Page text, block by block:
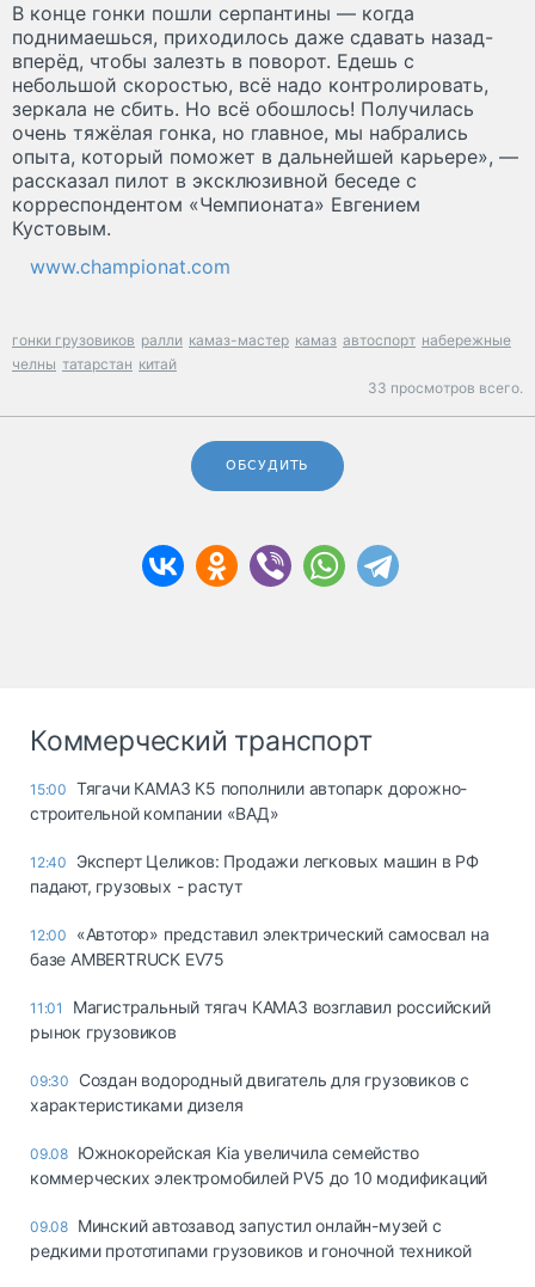
В конце гонки пошли серпантины — когда
поднимаешься, приходилось даже сдавать назад-
вперёд, чтобы залезть в поворот. Едешь с
небольшой скоростью, всё надо контролировать,
зеркала не сбить. Но всё обошлось! Получилась
очень тяжёлая гонка, но главное, мы набрались
опыта, который поможет в дальнейшей карьере», —
рассказал пилот в эксклюзивной беседе с
корреспондентом «Чемпионата» Евгением
Кустовым.
www.championat.com
гонки грузовиков ралли камаз-мастер камаз автоспорт набережные
челны татарстан китай
33 просмотров всего.
ОБСУДИТЬ
Коммерческий транспорт
15:00 Тягачи КАМАЗ К5 пополнили автопарк дорожно-
строительной компании «ВАД»
12:40
Эксперт Целиков: Продажи легковых машин в РФ
падают, грузовых - растут
12:00
«Автотор» представил электрический самосвал на
базе AMBERTRUCK EV75
11:01
Магистральный тягач КАМАЗ возглавил российский
рынок грузовиков
09:30
Создан водородный двигатель для грузовиков с
характеристиками дизеля
09.08 Южнокорейская Kia увеличила семейство
коммерческих электромобилей PV5 до 10 модификаций
09.08 Минский автозавод запустил онлайн-музей с
редкими прототипами грузовиков и гоночной техникой